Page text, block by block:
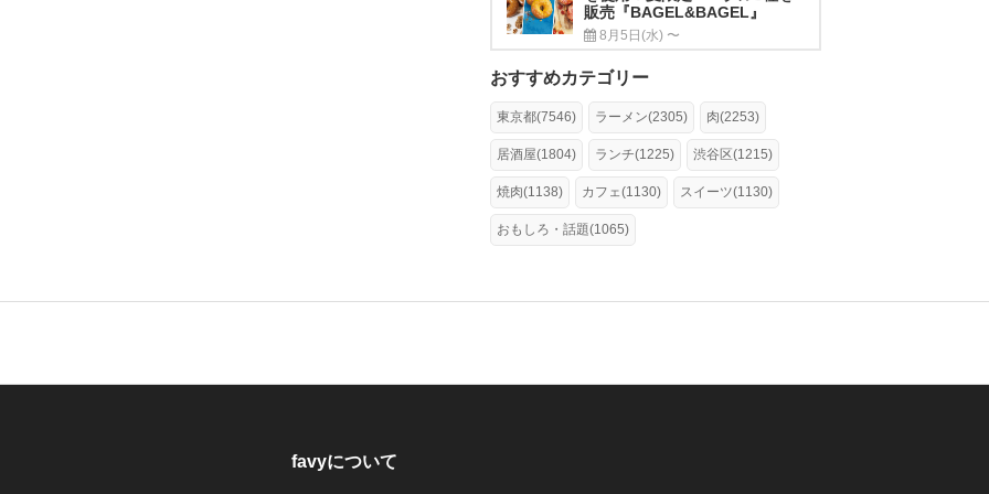
販売『BAGEL&BAGEL』
8月5日(水) 〜
おすすめカテゴリー
東京都(7546) ラーメン(2305) 肉(2253)
居酒屋(1804) ランチ(1225) 渋谷区(1215)
焼肉(1138) カフェ(1130) スイーツ(1130)
おもしろ・話題(1065)
favyについて